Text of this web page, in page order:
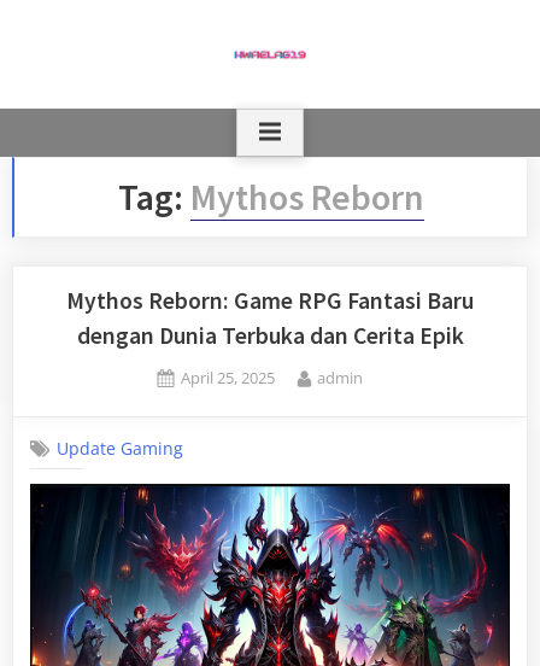
Tag: Mythos Reborn
Mythos Reborn: Game RPG Fantasi Baru
dengan Dunia Terbuka dan Cerita Epik
Posted
April 25, 2025 By
admin
Update Gaming